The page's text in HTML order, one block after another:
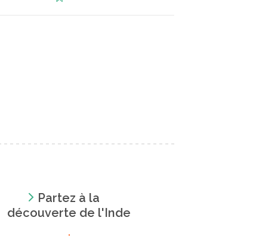
Partez à la
découverte de l'Inde